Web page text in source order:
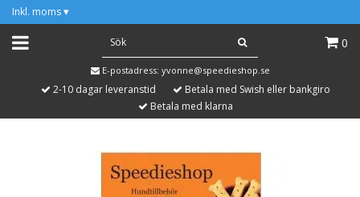
Inkl. moms ▾
0
E-postadress: yvonne@speedieshop.se
2-10 dagar leveranstid
Betala med Swish eller bankgiro
Betala med klarna